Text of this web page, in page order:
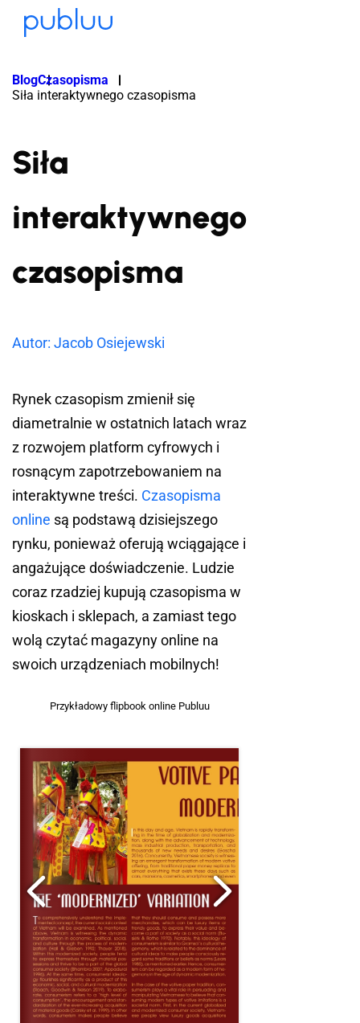
BlogCzasopisma
Siła interaktywnego czasopisma
Siła
interaktywnego
czasopisma
Autor: Jacob Osiejewski
Rynek czasopism zmienił się
diametralnie w ostatnich latach wraz
z rozwojem platform cyfrowych i
rosnącym zapotrzebowaniem na
interaktywne treści. Czasopisma
online są podstawą dzisiejszego
rynku, ponieważ oferują wciągające i
angażujące doświadczenie. Ludzie
coraz rzadziej kupują czasopisma w
kioskach i sklepach, a zamiast tego
wolą czytać magazyny online na
swoich urządzeniach mobilnych!
Przykładowy flipbook online Publuu